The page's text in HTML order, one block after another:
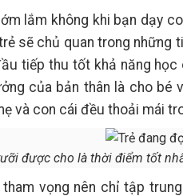
lắm không khi bạn dạy
sẽ chủ quan trong những
tiếp thu tốt khả năng học
của bản thân là cho bé
và con cái đều thoải mái
được cho là thời điểm tốt
vọng nên chỉ tập